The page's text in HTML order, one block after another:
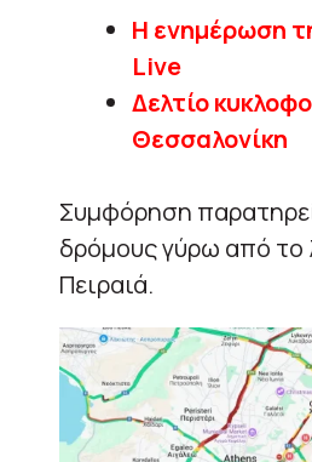
Η ενημέρωση
Live
Δελτίο
Θεσσαλονίκη
Συμφόρηση
δρόμους γύρω από το
Πειραιά.